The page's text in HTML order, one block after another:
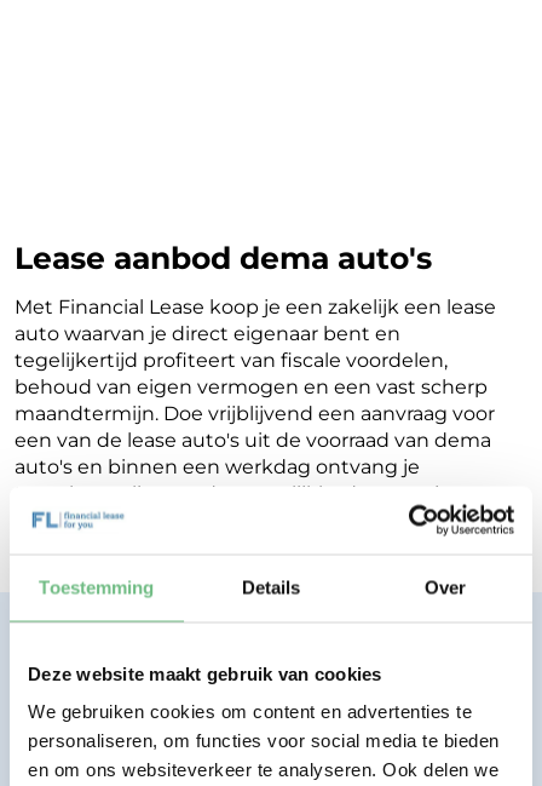
Toestemming Details Over
Deze website maakt gebruik van cookies
We gebruiken cookies om content en advertenties te
personaliseren, om functies voor social media te bieden
en om ons websiteverkeer te analyseren. Ook delen we
Lease aanbod dema auto's
Met Financial Lease koop je een zakelijk een lease
auto waarvan je direct eigenaar bent en
tegelijkertijd profiteert van fiscale voordelen,
behoud van eigen vermogen en een vast scherp
maandtermijn. Doe vrijblijvend een aanvraag voor
een van de lease auto's uit de voorraad van dema
auto's en binnen een werkdag ontvang je
terugkoppeling op de mogelijkheden voor jouw
Financial Lease.
Eenvoudig, transparant, vertrouwd.
Bekijk lease aanbod